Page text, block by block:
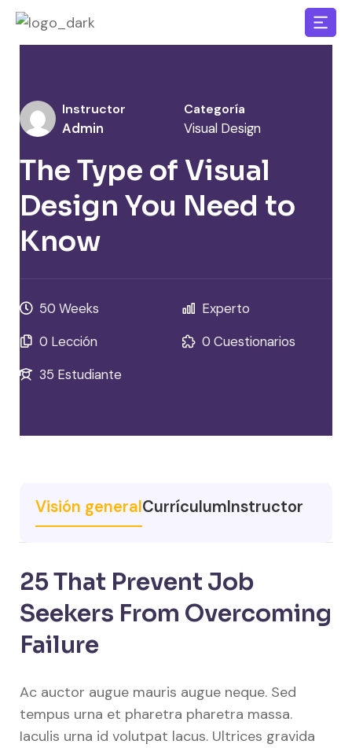
Instructor
Admin
Categoría
Visual Design
The Type of Visual
Design You Need to
Know
50 Weeks
Experto
0 Lección
0 Cuestionarios
35 Estudiante
Visión generalCurrículumInstructor
25 That Prevent Job
Seekers From Overcoming
Failure
Ac auctor augue mauris augue neque. Sed
tempus urna et pharetra pharetra massa.
Iaculis urna id volutpat lacus. Ultrices gravida